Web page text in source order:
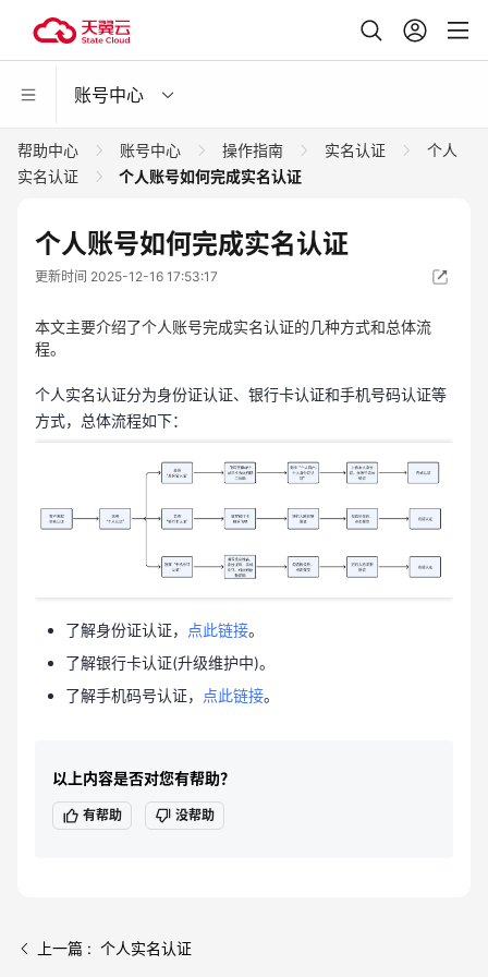
账号中心
帮助中心 账号中心 操作指南 实名认证
个人
实名认证
个人账号如何完成实名认证
个人账号如何完成实名认证
更新时间 2025-12-16 17:53:17
本文主要介绍了个人账号完成实名认证的几种方式和总体流
程。
个人实名认证分为身份证认证、银行卡认证和手机号码认证等
方式，总体流程如下：
了解身份证认证， 点此链接。
了解银行卡认证(升级维护中)。
了解手机码号认证，
点此链接。
以上内容是否对您有帮助？
有帮助 没帮助
上一篇 : 个人实名认证